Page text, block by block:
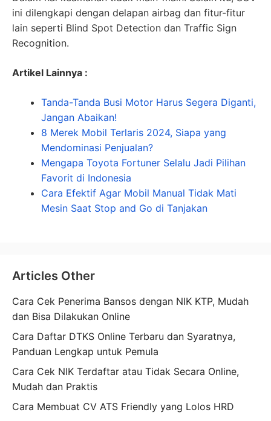
ini dilengkapi dengan delapan airbag dan fitur-fitur
lain seperti Blind Spot Detection dan Traffic Sign
Recognition.
Artikel Lainnya :
Tanda-Tanda Busi Motor Harus Segera Diganti,
Jangan Abaikan!
8 Merek Mobil Terlaris 2024, Siapa yang
Mendominasi Penjualan?
Mengapa Toyota Fortuner Selalu Jadi Pilihan
Favorit di Indonesia
Cara Efektif Agar Mobil Manual Tidak Mati
Mesin Saat Stop and Go di Tanjakan
Articles Other
Cara Cek Penerima Bansos dengan NIK KTP, Mudah
dan Bisa Dilakukan Online
Cara Daftar DTKS Online Terbaru dan Syaratnya,
Panduan Lengkap untuk Pemula
Cara Cek NIK Terdaftar atau Tidak Secara Online,
Mudah dan Praktis
Cara Membuat CV ATS Friendly yang Lolos HRD